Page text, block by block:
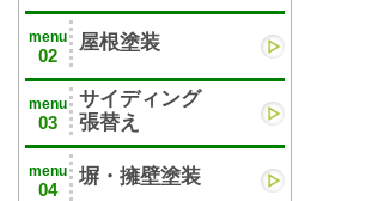
menu
02
屋根塗装
menu
03
サイディング
張替え
menu
04
塀・擁壁塗装